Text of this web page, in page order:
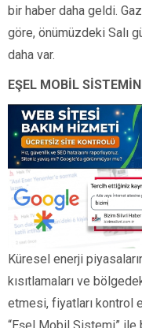
bir haber daha geldi.
göre, önümüzdeki Salı
daha var.
EŞEL MOBİL
Küresel enerji
kısıtlamaları ve
etmesi, fiyatları kontrol